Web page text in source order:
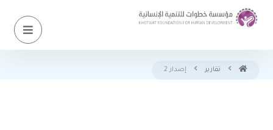
تقارير إصدار 2